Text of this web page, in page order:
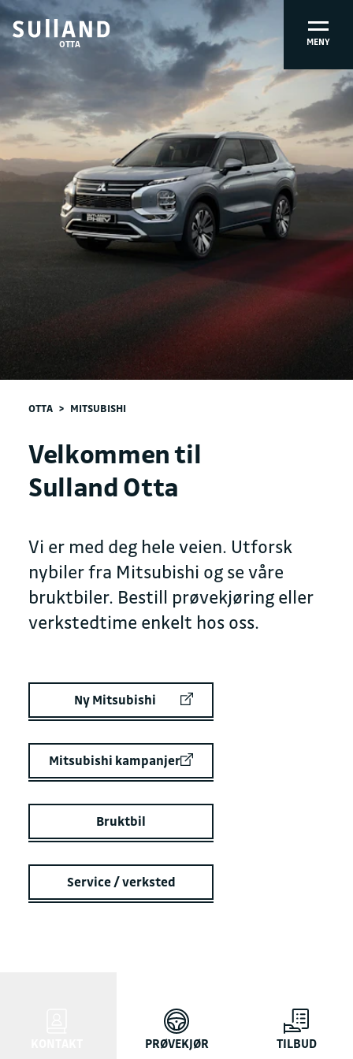
OTTA MENY
OTTA > MITSUBISHI
Velkommen til
Sulland Otta
Vi er med deg hele veien. Utforsk
nybiler fra Mitsubishi og se våre
bruktbiler. Bestill prøvekjøring eller
verkstedtime enkelt hos oss.
Ny Mitsubishi
Mitsubishi kampanjer
Bruktbil
Service / verksted
PRØVEKJØR TILBUD